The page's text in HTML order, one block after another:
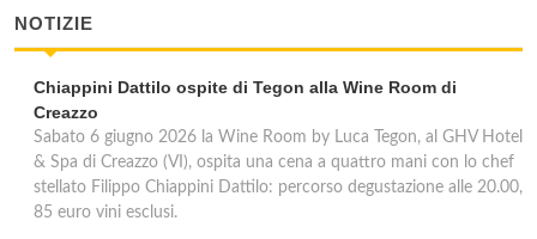
NOTIZIE
Chiappini Dattilo ospite di Tegon alla Wine Room di
Creazzo
Sabato 6 giugno 2026 la Wine Room by Luca Tegon, al GHV Hotel
& Spa di Creazzo (VI), ospita una cena a quattro mani con lo chef
stellato Filippo Chiappini Dattilo: percorso degustazione alle 20.00,
85 euro vini esclusi.